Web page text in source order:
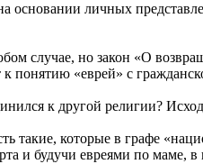
личных
случае, но закон «О
понятию «еврей» с
к другой религии?
такие, которые в графе
и будучи евреями по маме,